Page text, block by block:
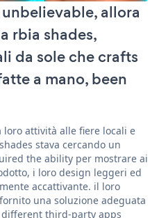
allora
rbia shades,
da sole che crafts
a mano, been
attività alle fiere locali e
stava cercando un
the ability per mostrare ai
i loro design leggeri ed
accattivante. il loro
una soluzione adeguata
third-party apps